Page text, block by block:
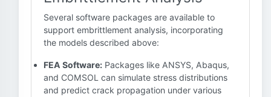
Several software packages are available to
support embrittlement analysis, incorporating
the models described above:
FEA Software: Packages like ANSYS, Abaqus,
and COMSOL can simulate stress distributions
and predict crack propagation under various